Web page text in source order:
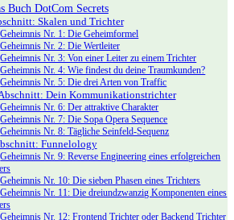
Buch DotCom Secrets
Skalen und Trichter
Geheimnis Nr. 1: Die Geheimformel
Geheimnis Nr. 2: Die Wertleiter
Geheimnis Nr. 3: Von einer Leiter zu einem Trichter
Geheimnis Nr. 4: Wie findest du deine Traumkunden?
Geheimnis Nr. 5: Die drei Arten von Traffic
Dein Kommunikationstrichter
Geheimnis Nr. 6: Der attraktive Charakter
Geheimnis Nr. 7: Die Sopa Opera Sequence
Geheimnis Nr. 8: Tägliche Seinfeld-Sequenz
Funnelology
Geheimnis Nr. 9: Reverse Engineering eines erfolgreichen
Geheimnis Nr. 10: Die sieben Phasen eines Trichters
Geheimnis Nr. 11: Die dreiundzwanzig Komponenten eines
Geheimnis Nr. 12: Frontend Trichter oder Backend Trichter